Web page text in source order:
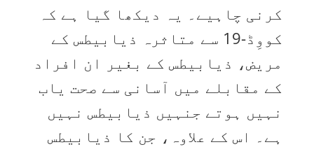
کرنی چاہیے۔ یہ دیکھا گیا ہے کہ
کووِڈ-19 سے متاثرہ ذیابیطس کے
مریض، ذیابیطس کے بغیر ان افراد
کے مقابلے میں آسانی سے صحت یاب
نہیں ہوتے جنہیں ذیابیطس نہیں
ہے۔ اس کے علاوہ، جن کا ذیابیطس